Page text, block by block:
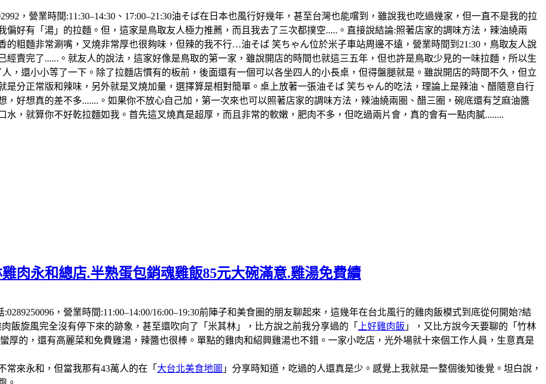
，營業時間:11:30–14:30、17:00–21:30油そば在日本也風行好幾年，甚至台灣也能嚐到，雖說我也吃過幾家，但一直不是我的拉
好有「湯」的拉麵。但，這家是鳥取友人極力推薦，而且我去了三次都撲空.....。直接說結論:照著店家的調味方法，辣油繞兩
的粗麵非常涮嘴，叉燒非常厚也很夠味，但辣的我不行…油そば 笑ちゃん位於米子車站周邊不遠，營業時間到21:30，鳥取友人說
賣完了......。就友人的說法，這家好像是鳥取的第一家，雖說開店的時間也就這三五年，但也許是鳥取少見的一味拉麵，所以生
，還小小等了一下。除了拉麵店慣有的板前，後面還有一個可以各坐四人的小長桌，但得盤腿就是。雖說開店的時間不久，但立
是分正常版和辣味，另外就是叉燒加量，選擇算是相對簡單。桌上放著一張油そば 笑ちゃん的吃法，理論上是辣油、醋隨意自行
好想真的差不多.......。如果你不放心自己加，第一次來也可以照著店家的調味方法，辣油繞兩圈、醋三圈，碗底還有芝麻油醬
，就算你不好乾拉麵如我。首先這叉燒真是超厚，而且非常的軟嫩，肥肉不多，但吃過兩片會，真的會有一點肉膩........
肉永和總店.半熟蛋包銷魂雞飯85元大碗滿意.雞湯免費續
，營業時間:11:00–14:00/16:00–19:30前陣子和美食圈的朋友聊起來，這幾年在台北風行的雞肉飯模式到底從何開始?結
飯旋風完全沒有停下來的跡象，甚至還吹向了「米其林」，比方說之前我分享過的「
上好雞肉飯 」，又比方說今天要聊的「竹林
厚的，還有高麗菜和免費雞湯，辣醬也很棒。單點的雞肉和紹興雞湯也不錯。一家小吃店，光外場就十來個工作人員，生意真是
來永和，但當我那有43萬人的在「 大台北美食地圖 」分享時知道，吃過的人還真是少。感覺上我就是一整個後知後覺。坦白說，